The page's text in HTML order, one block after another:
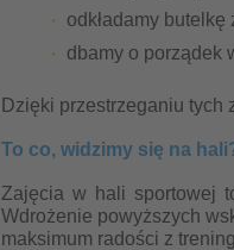
odkładamy
dbamy o porządek
Dzięki przestrzeganiu tych
To co, widzimy się na
Zajęcia w hali sportowej
Wdrożenie powyższych
maksimum radości z